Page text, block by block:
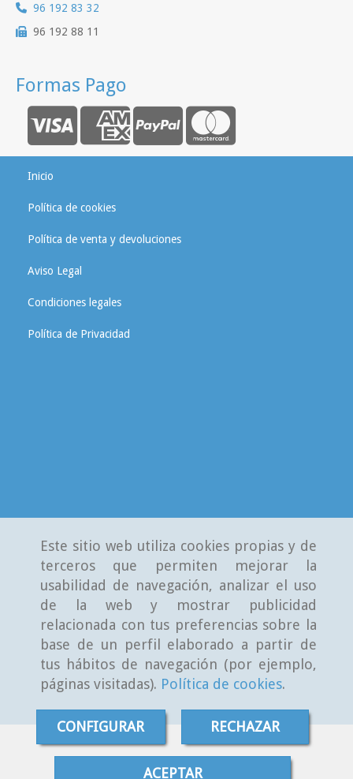
Este sitio web utiliza cookies propias y de
terceros que permiten mejorar la
usabilidad de navegación, analizar el uso
de la web y mostrar publicidad
relacionada con tus preferencias sobre la
base de un perfil elaborado a partir de
tus hábitos de navegación (por ejemplo,
páginas visitadas). Política de cookies.
CONFIGURAR RECHAZAR
ACEPTAR
96 192 83 32
96 192 88 11
Formas Pago
Inicio
Política de cookies
Política de venta y devoluciones
Aviso Legal
Condiciones legales
Política de Privacidad